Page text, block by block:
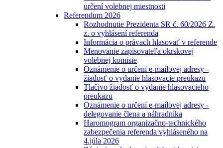
určení volebnej miestnosti
Referendum 2026
Rozhodnutie Prezidenta SR č. 60/2026 Z.
z. o vyhlásení referenda
Informácia o právach hlasovať v referende
Menovanie zapisovateľa okrskovej
volebnej komisie
Oznámenie o určení e-mailovej adresy -
žiadosť o vydanie hlasovacie preukazu
Tlačivo žiadosť o vydanie hlasovacieho
preukazu
Oznámenie o určení e-mailovej adresy -
delegovanie člena a náhradníka
Haromogram organizačno-technického
zabezpečenia referenda vyhláseného na
4.júla 2026